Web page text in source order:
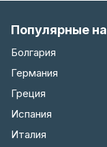
Популярные
Болгария
Германия
Греция
Испания
Италия